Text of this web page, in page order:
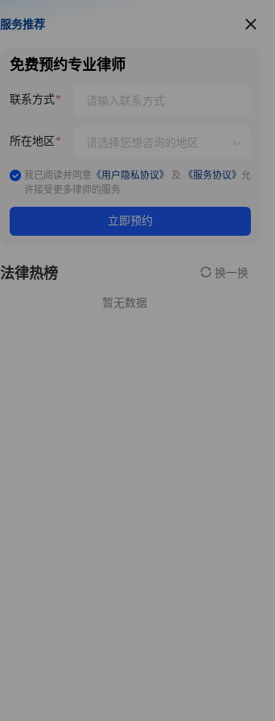
服务推荐
服务推荐
免费预约专业律师
联系方式
所在地区
我已阅读并同意 《用户隐私协议》 及 《服务协议》 允
许接受更多律师的服务
立即预约
法律热榜 换一换
暂无数据